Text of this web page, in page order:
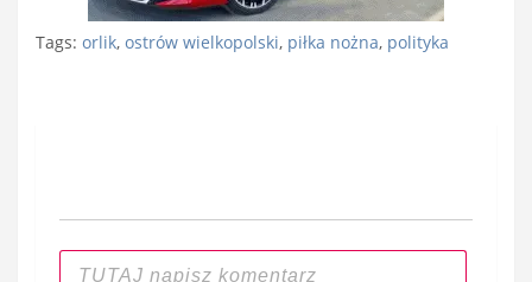
Tags: orlik, ostrów wielkopolski, piłka nożna, polityka